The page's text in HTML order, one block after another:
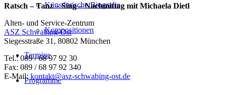
Künstlerische Biografie
Kompositionen
Termine
Programme
Ratsch – Tanz – Sing – Nachmittag mit Michaela Dietl
Alten- und Service-Zentrum
ASZ Schwabing-Ost
Siegesstraße 31, 80802 München
Tel.: 089 / 68 97 92 30
Fax: 089 / 68 97 92 340
E-Mail: kontakt@asz-schwabing-ost.de